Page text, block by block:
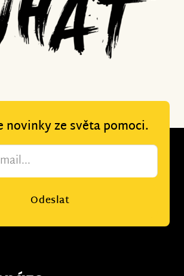
novinky ze světa pomoci.
Odeslat